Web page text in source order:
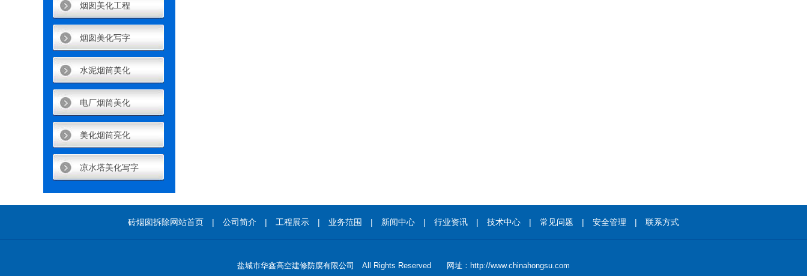
烟囱美化工程
烟囱美化写字
水泥烟筒美化
电厂烟筒美化
美化烟筒亮化
凉水塔美化写字
砖烟囱拆除网站首页 | 公司简介 | 工程展示 | 业务范围 | 新闻中心 | 行业资讯 | 技术中心 | 常见问题 | 安全管理 | 联系方式
盐城市华鑫高空建修防腐有限公司 All Rights Reserved 网址：http://www.chinahongsu.com